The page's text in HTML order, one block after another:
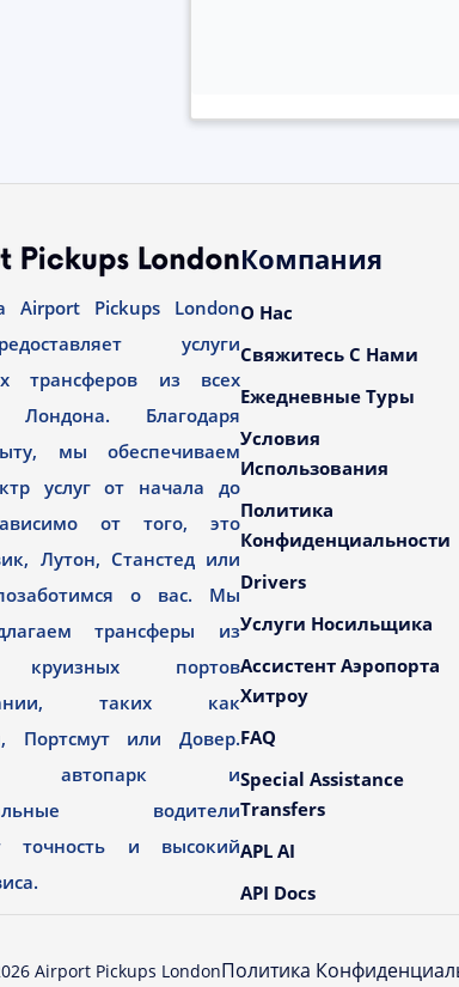
Airport Pickups London
услуги
трансферов из всех
Лондона. Благодаря
мы обеспечиваем
услуг от начала до
от того, это
Лутон, Станстед или
о вас. Мы
трансферы из
круизных портов
таких как
Портсмут или Довер.
автопарк и
водители
точность и высокий
Компания
О Нас
Свяжитесь С Нами
Ежедневные Туры
Условия
Использования
Политика
Конфиденциальности
Drivers
Услуги Носильщика
Ассистент Аэропорта
Хитроу
FAQ
Special Assistance
Transfers
APL AI
API Docs
Airport Pickups LondonПолитика